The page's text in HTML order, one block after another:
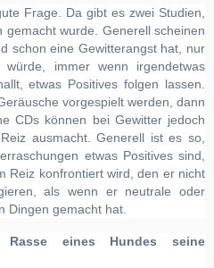
Frage. Da gibt es zwei Studien,
wurde. Generell scheinen
schon eine Gewitterangst hat, nur
immer wenn irgendetwas
etwas Positives folgen lassen.
vorgespielt werden, dann
CDs können bei Gewitter jedoch
ausmacht. Generell ist es so,
etwas Positives sind,
Reiz konfrontiert wird, den er nicht
als wenn er neutrale oder
Dingen gemacht hat.
eines Hundes seine